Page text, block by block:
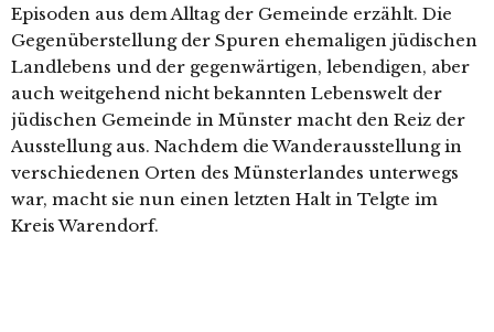
Episoden aus dem Alltag der Gemeinde erzählt. Die
Gegenüberstellung der Spuren ehe­ma­li­gen jüdi­schen
Landlebens und der gegen­wär­ti­gen, leben­di­gen, aber
auch weit­ge­hend nicht bekann­ten Lebenswelt der
jüdi­schen Gemeinde in Münster macht den Reiz der
Ausstellung aus. Nachdem die Wanderausstellung in
ver­schie­de­nen Orten des Münsterlandes unter­wegs
war, macht sie nun einen letz­ten Halt in Telgte im
Kreis Warendorf.